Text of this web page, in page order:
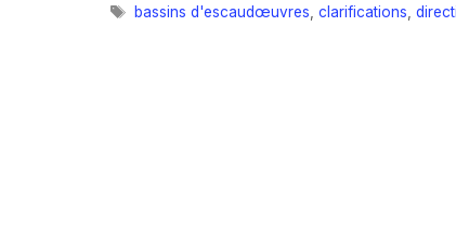
Étiquettes
bassins d'escaudœuvres clarifications